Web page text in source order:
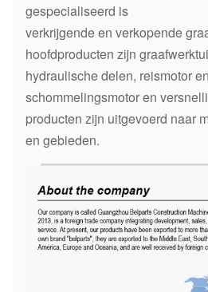
gespecialiseerd is
verkrijgende en verkopende
hoofdproducten zijn
hydraulische delen, reismotor
schommelingsmotor en
producten zijn uitgevoerd naar
en gebieden.